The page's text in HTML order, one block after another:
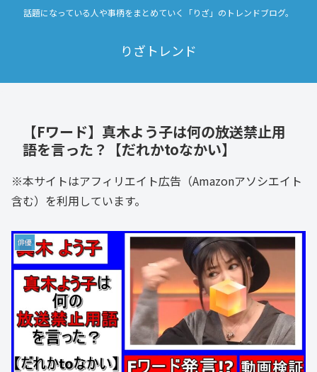
話題になっている人や事柄をまとめていく「りざ」のトレンドブログ。
りざトレンド
【Fワード】真木よう子は何の放送禁止用
語を言った？【だれかtoなかい】
※本サイトはアフィリエイト広告（Amazonアソシエイト
含む）を利用しています。
俳優